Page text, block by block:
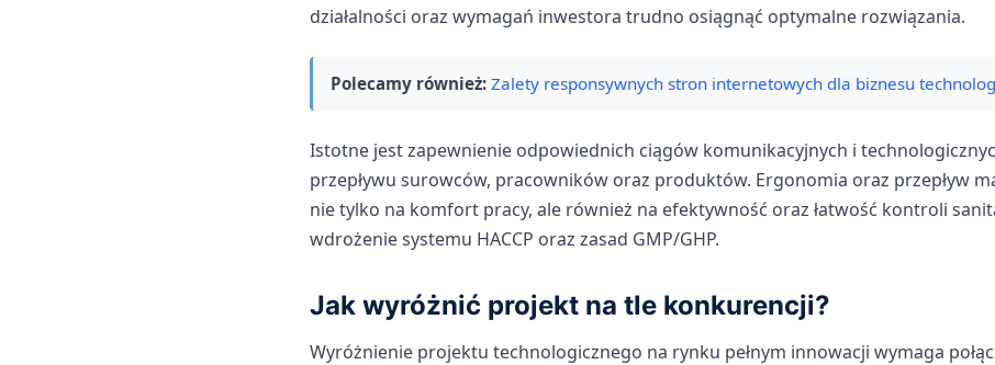
działalności oraz wymagań inwestora trudno osiągnąć optymalne rozwiązania.
Polecamy również: Zalety responsywnych stron internetowych dla biznesu
Istotne jest zapewnienie odpowiednich ciągów komunikacyjnych i
przepływu surowców, pracowników oraz produktów. Ergonomia oraz przepływ
nie tylko na komfort pracy, ale również na efektywność oraz łatwość kontroli
wdrożenie systemu HACCP oraz zasad GMP/GHP.
Jak wyróżnić projekt na tle konkurencji?
Wyróżnienie projektu technologicznego na rynku pełnym innowacji wymaga